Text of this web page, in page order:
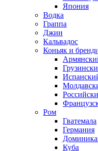
Япония
Водка
Граппа
Джин
Кальвадос
Коньяк и
Ром
Гватемала
Германия
Куба